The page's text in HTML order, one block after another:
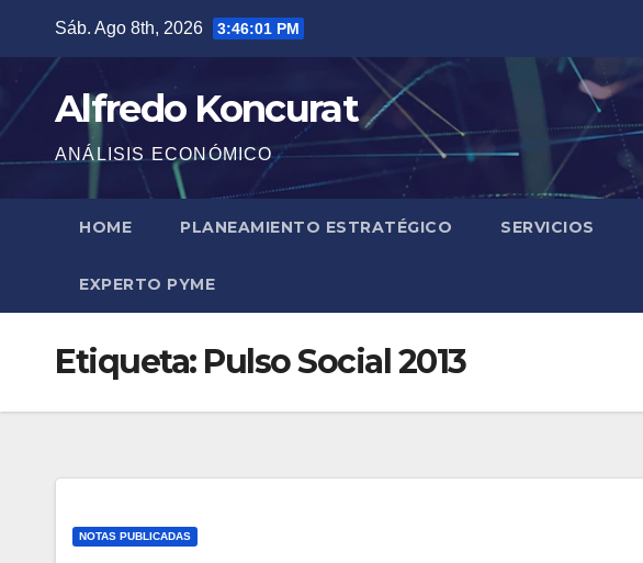
contenido
Sáb. Ago 8th, 2026 3:46:01 PM
Alfredo Koncurat
ANÁLISIS ECONÓMICO
HOME PLANEAMIENTO ESTRATÉGICO SERVICIOS
EXPERTO PYME
Etiqueta: Pulso Social 2013
NOTAS PUBLICADAS